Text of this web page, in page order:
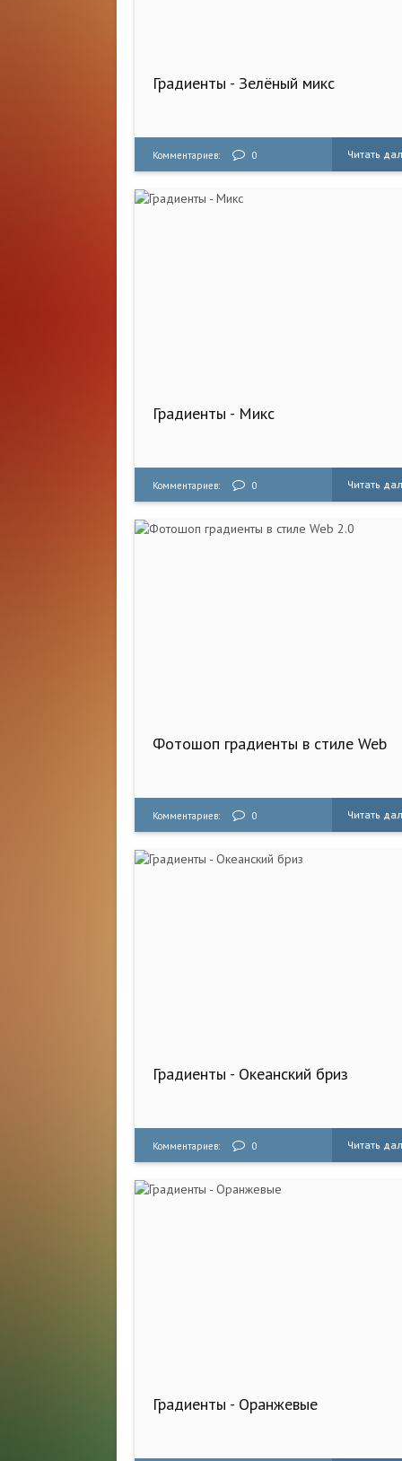
Градиенты - Зелёный микс
Комментариев: 0 Читать
Градиенты - Микс
Комментариев: 0 Читать
Фотошоп градиенты в стиле Web
Комментариев: 0 Читать
Градиенты - Океанский бриз
Комментариев: 0 Читать
Градиенты - Оранжевые